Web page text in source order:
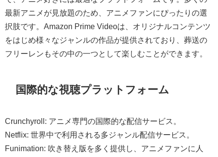
最新アニメが見放題のため、アニメファンにぴったりの選
択肢です。Amazon Prime Videoは、オリジナルコンテンツ
をはじめ様々なジャンルの作品が提供されており、葬送の
フリーレンもその中の一つとして楽しむことができます。
国際的な視聴プラットフォーム
Crunchyroll: アニメ専門の国際的な配信サービス。
Netflix: 世界中で利用される多ジャンル配信サービス。
Funimation: 吹き替え版を多く提供し、アニメファンに人